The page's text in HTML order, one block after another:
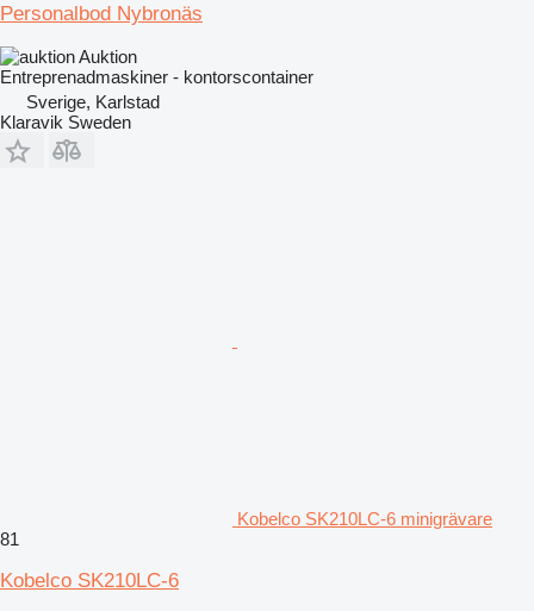
Personalbod Nybronäs
Auktion
Entreprenadmaskiner - kontorscontainer
Sverige, Karlstad
Klaravik Sweden
Kobelco SK210LC-6 minigrävare
81
Kobelco SK210LC-6